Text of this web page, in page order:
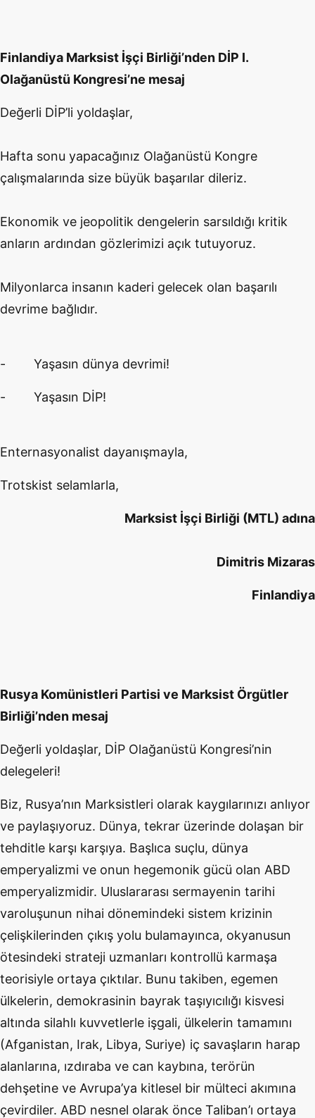
Finlandiya Marksist İşçi Birliği’nden DİP I.
Olağanüstü Kongresi’ne mesaj
Değerli DİP’li yoldaşlar,
Hafta sonu yapacağınız Olağanüstü Kongre
çalışmalarında size büyük başarılar dileriz.
Ekonomik ve jeopolitik dengelerin sarsıldığı kritik
anların ardından gözlerimizi açık tutuyoruz.
Milyonlarca insanın kaderi gelecek olan başarılı
devrime bağlıdır.
- Yaşasın dünya devrimi!
- Yaşasın DİP!
Enternasyonalist dayanışmayla,
Trotskist selamlarla,
Marksist İşçi Birliği (MTL) adına
Dimitris Mizaras
Finlandiya
Rusya Komünistleri Partisi ve Marksist Örgütler
Birliği’nden mesaj
Değerli yoldaşlar, DİP Olağanüstü Kongresi’nin
delegeleri!
Biz, Rusya’nın Marksistleri olarak kaygılarınızı anlıyor
ve paylaşıyoruz. Dünya, tekrar üzerinde dolaşan bir
tehditle karşı karşıya. Başlıca suçlu, dünya
emperyalizmi ve onun hegemonik gücü olan ABD
emperyalizmidir. Uluslararası sermayenin tarihi
varoluşunun nihai dönemindeki sistem krizinin
çelişkilerinden çıkış yolu bulamayınca, okyanusun
ötesindeki strateji uzmanları kontrollü karmaşa
teorisiyle ortaya çıktılar. Bunu takiben, egemen
ülkelerin, demokrasinin bayrak taşıyıcılığı kisvesi
altında silahlı kuvvetlerle işgali, ülkelerin tamamını
(Afganistan, Irak, Libya, Suriye) iç savaşların harap
alanlarına, ızdıraba ve can kaybına, terörün
dehşetine ve Avrupa’ya kitlesel bir mülteci akımına
çevirdiler. ABD nesnel olarak önce Taliban’ı ortaya